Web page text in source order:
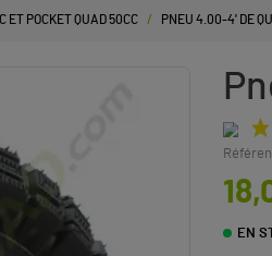
ET POCKET QUAD 50CC PNEU 4.00-4' DE
EN